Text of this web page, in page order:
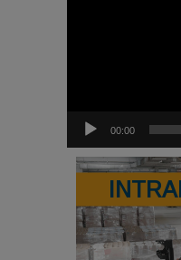
00:00